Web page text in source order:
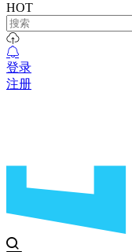
HOT
登录
注册